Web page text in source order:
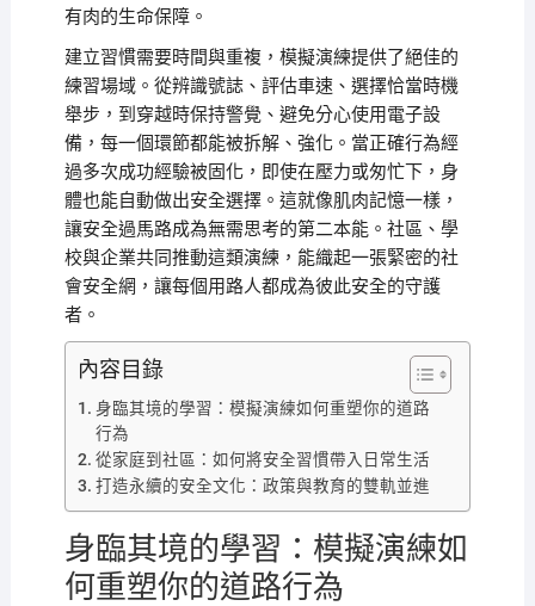
有肉的生命保障。
建立習慣需要時間與重複，模擬演練提供了絕佳的
練習場域。從辨識號誌、評估車速、選擇恰當時機
舉步，到穿越時保持警覺、避免分心使用電子設
備，每一個環節都能被拆解、強化。當正確行為經
過多次成功經驗被固化，即使在壓力或匆忙下，身
體也能自動做出安全選擇。這就像肌肉記憶一樣，
讓安全過馬路成為無需思考的第二本能。社區、學
校與企業共同推動這類演練，能織起一張緊密的社
會安全網，讓每個用路人都成為彼此安全的守護
者。
內容目錄
身臨其境的學習：模擬演練如何重塑你的道路
行為
從家庭到社區：如何將安全習慣帶入日常生活
打造永續的安全文化：政策與教育的雙軌並進
身臨其境的學習：模擬演練如
何重塑你的道路行為